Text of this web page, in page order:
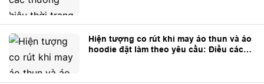
Hiện tượng co rút khi may áo thun và áo
hoodie đặt làm theo yêu cầu: Điều các